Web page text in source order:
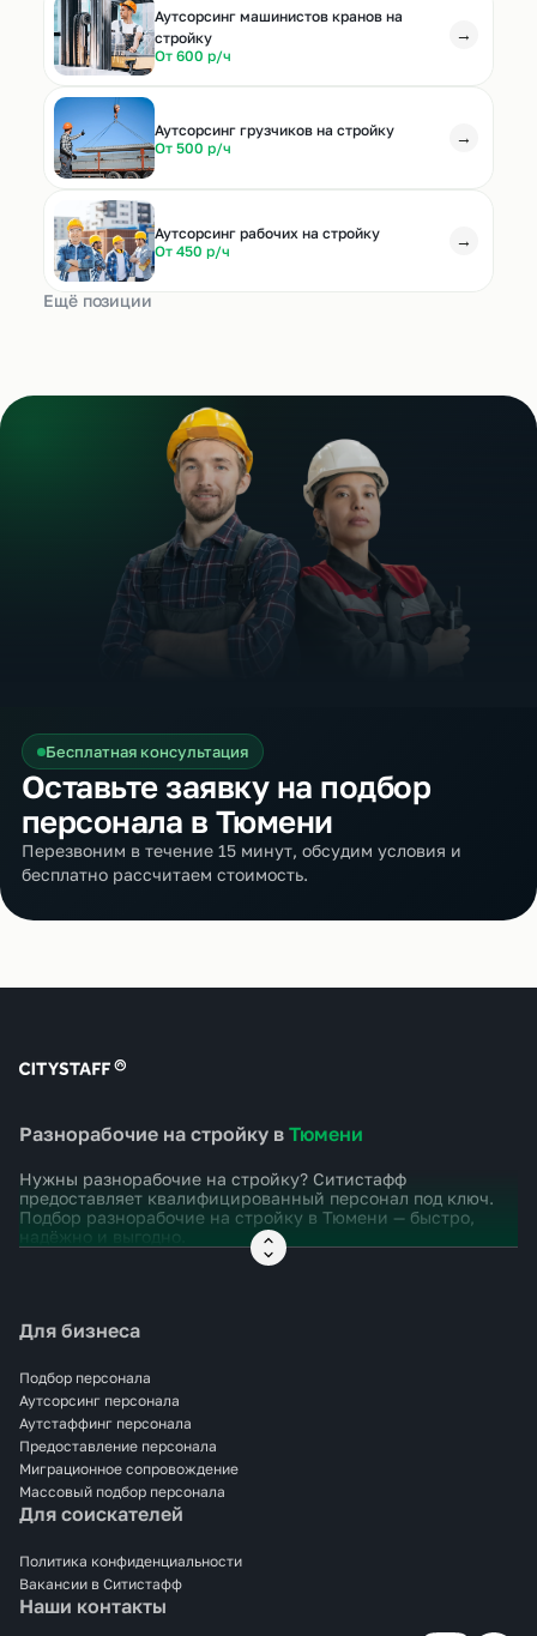
Аутсорсинг машинистов кранов на
стройку
От 600 р/ч
→
Аутсорсинг грузчиков на стройку
От 500 р/ч
→
Аутсорсинг рабочих на стройку
От 450 р/ч
→
Ещё позиции
Бесплатная консультация
Оставьте заявку на подбор
персонала в Тюмени
Перезвоним в течение 15 минут, обсудим условия и
бесплатно рассчитаем стоимость.
Разнорабочие на стройку в Тюмени
Нужны разнорабочие на стройку? Ситистафф
предоставляет квалифицированный персонал под ключ.
Подбор разнорабочие на стройку в Тюмени — быстро,
надёжно и выгодно.
Наши контакты
Для бизнеса
Подбор персонала
Аутсорсинг персонала
Аутстаффинг персонала
Предоставление персонала
Миграционное сопровождение
Массовый подбор персонала
Для соискателей
Политика конфиденциальности
Вакансии в Ситистафф